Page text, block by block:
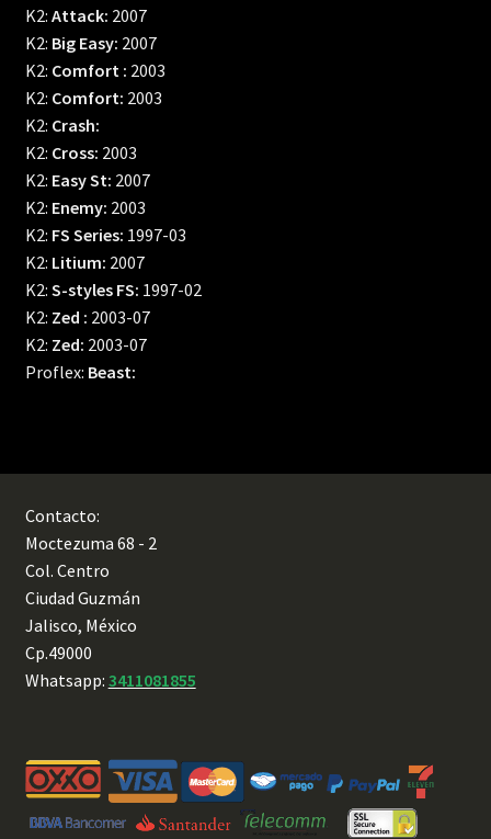
K2: Attack: 2007
K2: Big Easy: 2007
K2: Comfort : 2003
K2: Comfort: 2003
K2: Crash:
K2: Cross: 2003
K2: Easy St: 2007
K2: Enemy: 2003
K2: FS Series: 1997-03
K2: Litium: 2007
K2: S-styles FS: 1997-02
K2: Zed : 2003-07
K2: Zed: 2003-07
Proflex: Beast:
Contacto:
Moctezuma 68 - 2
Col. Centro
Ciudad Guzmán
Jalisco, México
Cp.49000
Whatsapp: 3411081855